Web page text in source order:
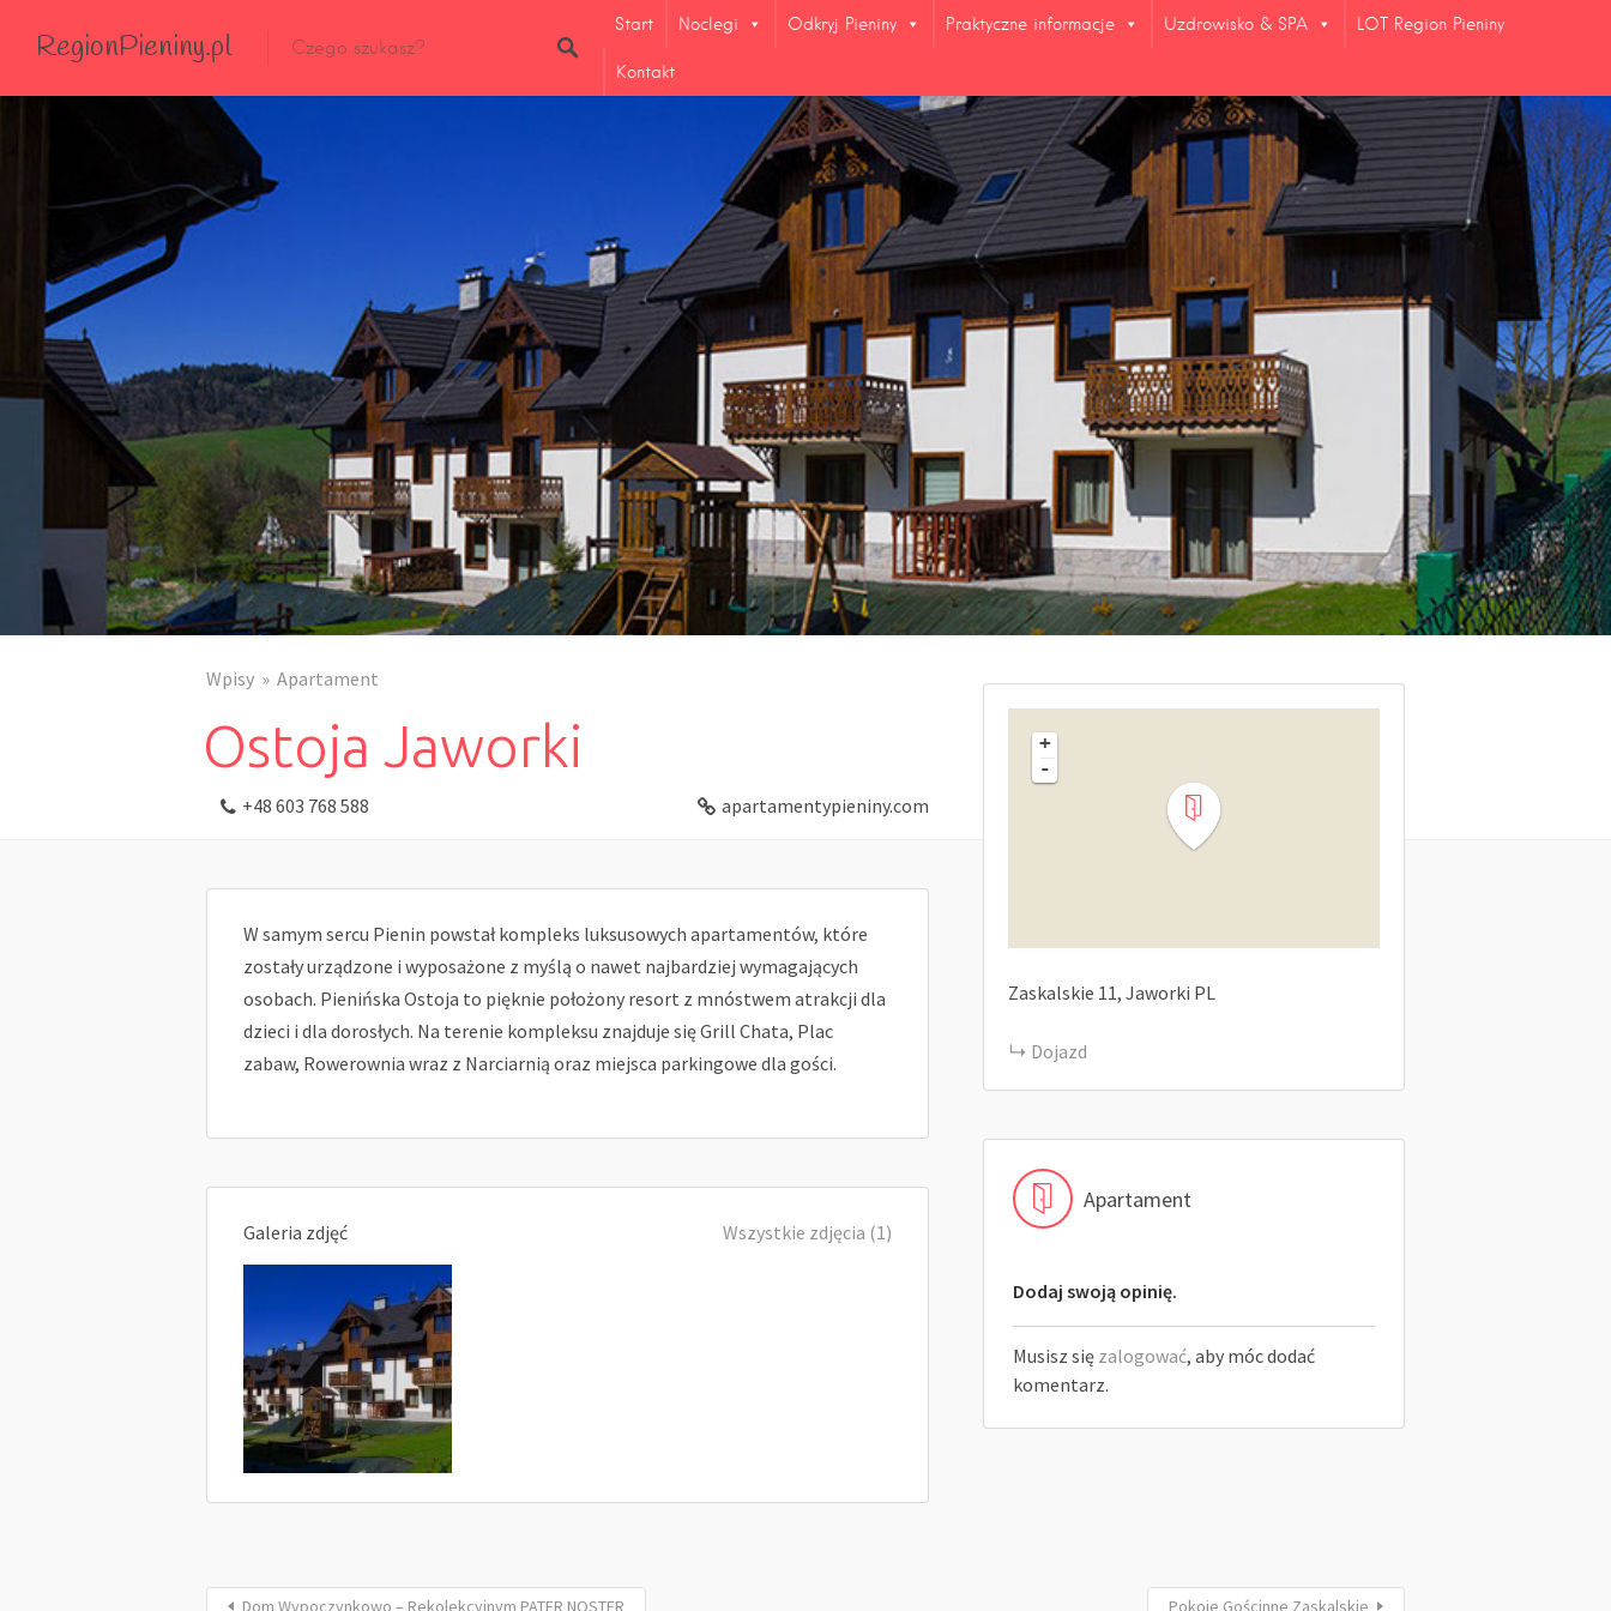
RegionPieniny.pl
Start Noclegi Odkryj Pieniny Praktyczne informacje Uzdrowisko & SPA LOT Region Pieniny
Kontakt
Wpisy Apartament
Ostoja Jaworki
+48 603 768 588 apartamentypieniny.com
W samym sercu Pienin powstał kompleks luksusowych apartamentów, które
zostały urządzone i wyposażone z myślą o nawet najbardziej wymagających
osobach. Pienińska Ostoja to pięknie położony resort z mnóstwem atrakcji dla
dzieci i dla dorosłych. Na terenie kompleksu znajduje się Grill Chata, Plac
zabaw, Rowerownia wraz z Narciarnią oraz miejsca parkingowe dla gości.
Galeria zdjęć Wszystkie zdjęcia (1)
+
-
Zaskalskie 11 Jaworki PL
Dojazd
Apartament
Dodaj swoją opinię.
Musisz się zalogować, aby móc dodać
komentarz.
Dom Wypoczynkowo – Rekolekcyjnym PATER NOSTER Pokoje Gościnne Zaskalskie